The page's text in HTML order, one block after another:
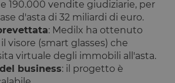
190.000 vendite giudiziarie, per
d'asta di 32 miliardi di euro.
: Medilx ha ottenuto
visore (smart glasses) che
virtuale degli immobili all'asta.
business: il progetto è